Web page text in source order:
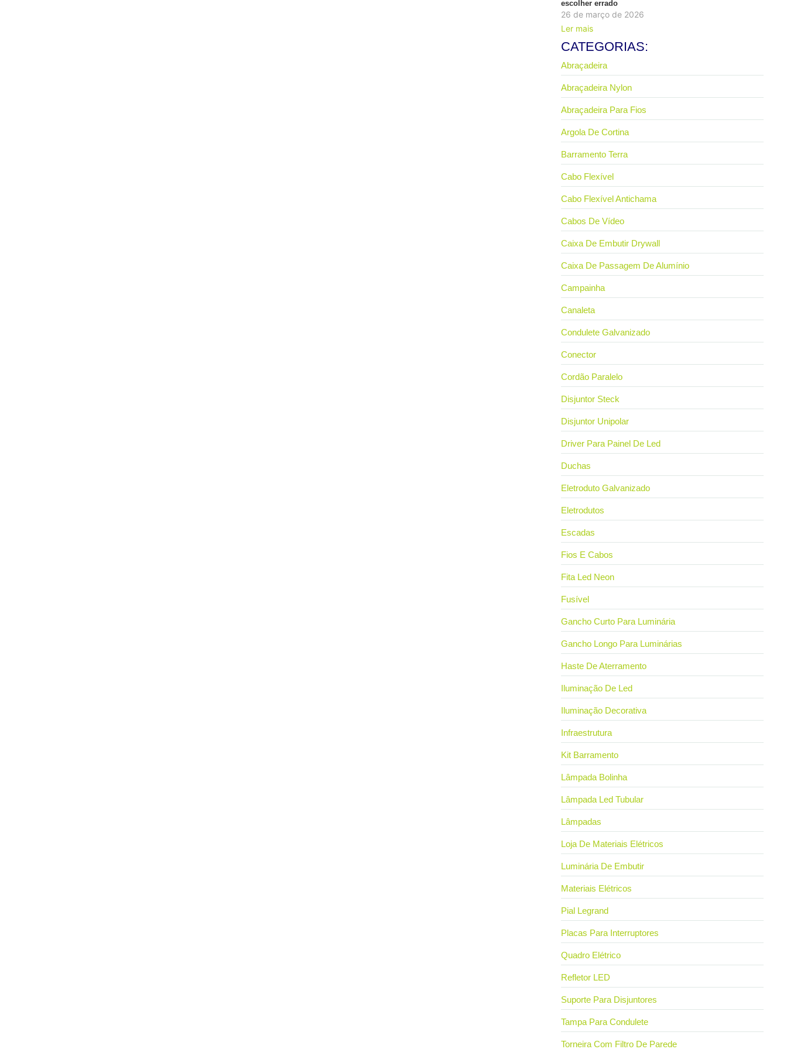
escolher errado
26 de março de 2026
Ler mais
CATEGORIAS:
Abraçadeira
Abraçadeira Nylon
Abraçadeira Para Fios
Argola De Cortina
Barramento Terra
Cabo Flexível
Cabo Flexível Antichama
Cabos De Vídeo
Caixa De Embutir Drywall
Caixa De Passagem De Alumínio
Campainha
Canaleta
Condulete Galvanizado
Conector
Cordão Paralelo
Disjuntor Steck
Disjuntor Unipolar
Driver Para Painel De Led
Duchas
Eletroduto Galvanizado
Eletrodutos
Escadas
Fios E Cabos
Fita Led Neon
Fusível
Gancho Curto Para Luminária
Gancho Longo Para Luminárias
Haste De Aterramento
Iluminação De Led
Iluminação Decorativa
Infraestrutura
Kit Barramento
Lâmpada Bolinha
Lâmpada Led Tubular
Lâmpadas
Loja De Materiais Elétricos
Luminária De Embutir
Materiais Elétricos
Pial Legrand
Placas Para Interruptores
Quadro Elétrico
Refletor LED
Suporte Para Disjuntores
Tampa Para Condulete
Torneira Com Filtro De Parede